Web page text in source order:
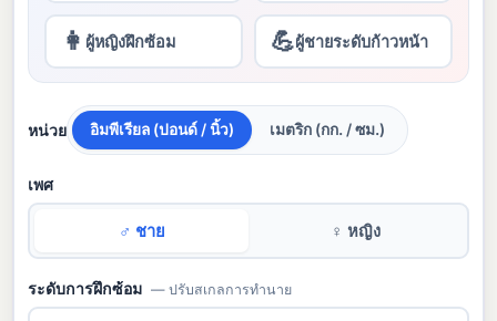
👩 ผู้หญิงฝึกซ้อม 💪ผู้ชายระดับก้าวหน้า
หน่วย อิมพีเรียล (ปอนด์ / นิ้ว) เมตริก (กก. / ซม.)
เพศ
♂ ชาย ♀ หญิง
ระดับการฝึกซ้อม — ปรับสเกลการทำนาย